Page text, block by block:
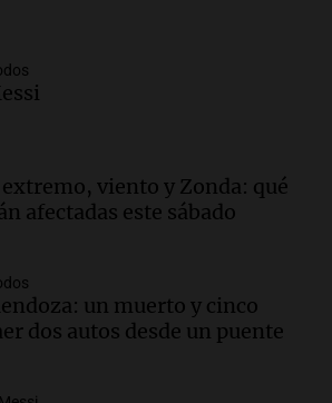
todos
llegará esta noche a
acompañar a su familia
Propiedad Privada: el revés
expuso una debilidad
todos
se prepara para una
viento y Zonda: qué
afectadas este sábado
un muerto y cinco
dos autos desde un puente